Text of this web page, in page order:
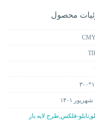
محصول
,تابلو-فلکس,طرح لایه باز